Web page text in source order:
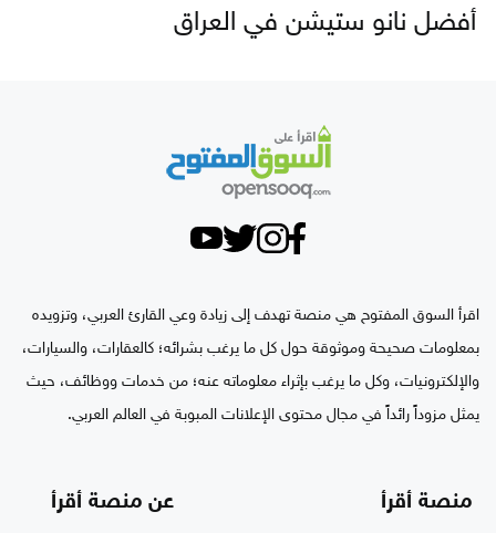
أفضل نانو ستيشن في العراق
اقرأ السوق المفتوح هي منصة تهدف إلى زيادة وعي القارئ العربي، وتزويده
بمعلومات صحيحة وموثوقة حول كل ما يرغب بشرائه؛ كالعقارات، والسيارات،
والإلكترونيات، وكل ما يرغب بإثراء معلوماته عنه؛ من خدمات ووظائف، حيث
يمثل مزوداً رائداً في مجال محتوى الإعلانات المبوبة في العالم العربي.
منصة أقرأ عن منصة أقرأ